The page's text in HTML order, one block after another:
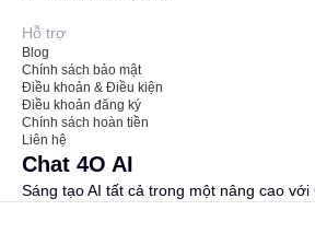
Hỗ trợ
Blog
Chính sách bảo mật
Điều khoản & Điều kiện
Điều khoản đăng ký
Chính sách hoàn tiền
Liên hệ
Chat 4O AI
Sáng tạo AI tất cả trong một nâng cao với